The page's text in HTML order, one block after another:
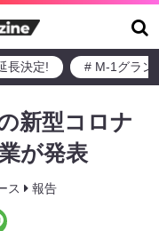
長決定! # M-1グラン
新型コロナ
が発表
ス 報告